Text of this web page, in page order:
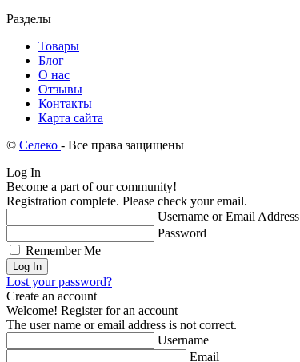
Разделы
Товары
Блог
О нас
Отзывы
Контакты
Карта сайта
© Селеко - Все права защищены
Log In
Become a part of our community!
Registration complete. Please check your email.
Username or Email Address
Password
Remember Me
Lost your password?
Create an account
Welcome! Register for an account
The user name or email address is not correct.
Username
Email